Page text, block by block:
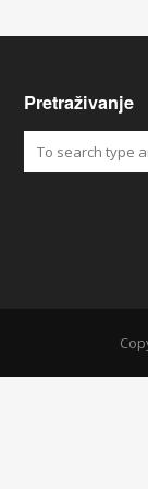
Pretraživanje